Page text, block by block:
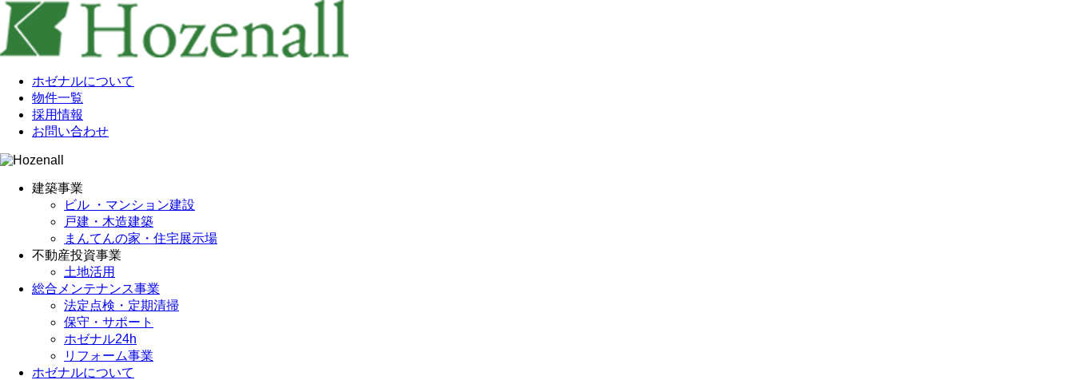
ホゼナルについて
物件一覧
採用情報
お問い合わせ
建築事業
ビル ・マンション建設
戸建・木造建築
まんてんの家・住宅展示場
不動産投資事業
土地活用
総合メンテナンス事業
法定点検・定期清掃
保守・サポート
ホゼナル24h
リフォーム事業
ホゼナルについて